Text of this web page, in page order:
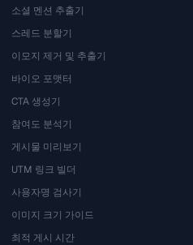
소셜 멘션 추출기
스레드 분할기
이모지 제거 및 추출기
바이오 포맷터
CTA 생성기
참여도 분석기
게시물 미리보기
UTM 링크 빌더
사용자명 검사기
이미지 크기 가이드
최적 게시 시간